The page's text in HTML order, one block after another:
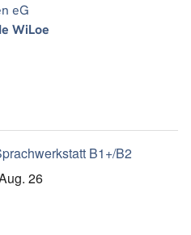
eG
WiLoe
B1+/B2
26